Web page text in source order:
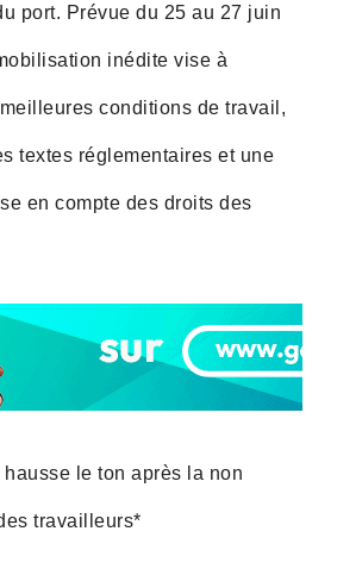
port. Prévue du 25 au 27 juin
inédite vise à
conditions de travail,
textes réglementaires et une
en compte des droits des
hausse le ton après la non
travailleurs*